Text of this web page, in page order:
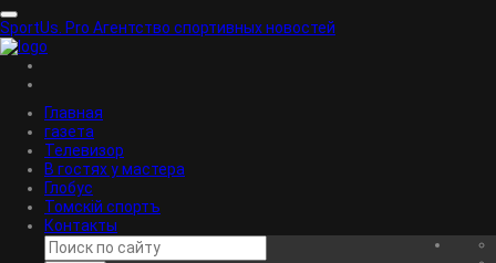
SportUs. Pro Агентство спортивных новостей
Главная
газета
Телевизор
В гостях у мастера
Глобус
Томскiй спортъ
Контакты